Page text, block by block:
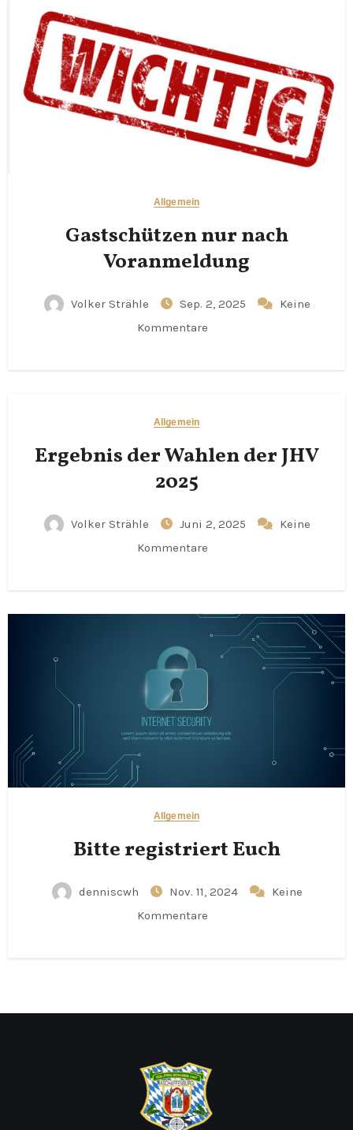
Allgemein
Gastschützen nur nach
Voranmeldung
Volker Strähle Sep. 2, 2025
Keine
Kommentare
Allgemein
Ergebnis der Wahlen der JHV
2025
Volker Strähle Juni 2, 2025
Keine
Kommentare
Allgemein
Bitte registriert Euch
denniscwh Nov. 11, 2024
Keine
Kommentare